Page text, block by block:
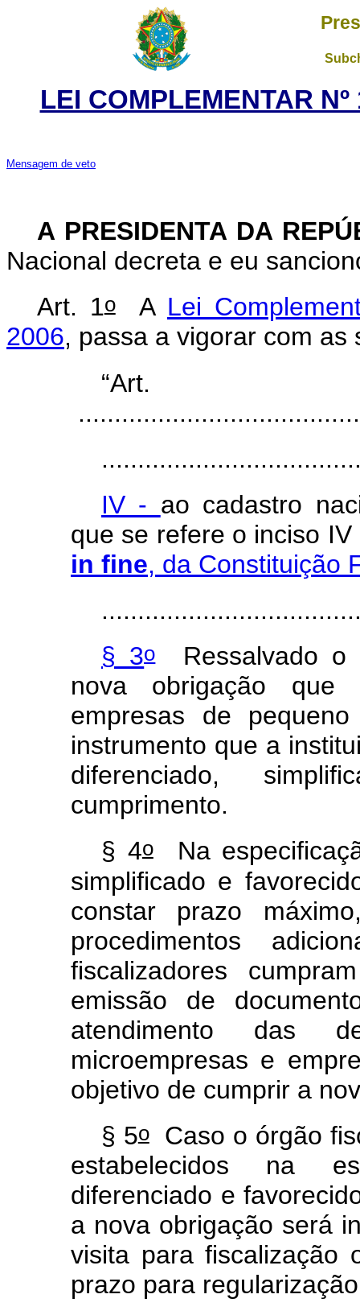
LEI COMPLEMENTAR
Mensagem de veto
A PRESIDENTA DA
Nacional decreta e eu
Art. 1oA Lei
2006, passa a vigorar com as
IV - ao cadastro
que se refere o inciso
in fine, da Constituição
§ 3oRessalvado o
nova obrigação que
empresas de
instrumento que a
diferenciado,
cumprimento.
§ 4oNa
simplificado e
constar prazo
procedimentos
fiscalizadores
emissão de
atendimento das
microempresas e
objetivo de cumprir a
§ 5oCaso o órgão
estabelecidos na
diferenciado e
a nova obrigação será
visita para fiscalização
prazo para